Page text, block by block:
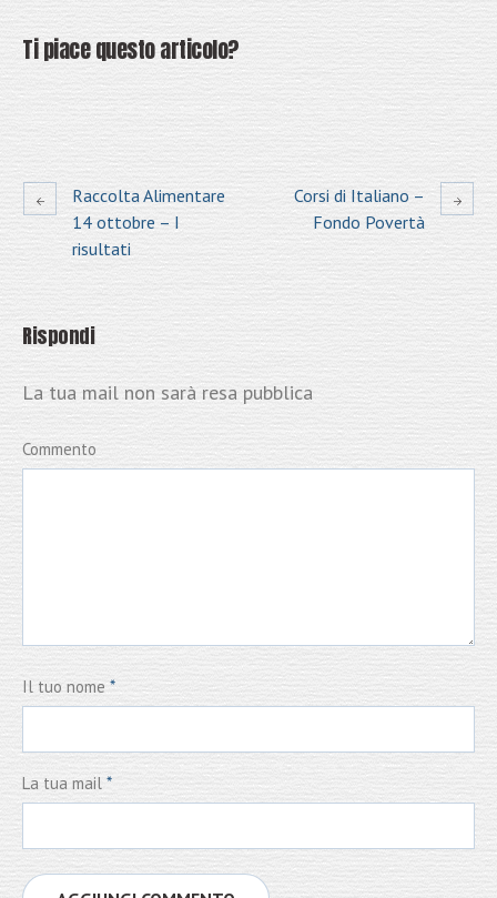
Ti piace questo articolo?
Raccolta Alimentare
14 ottobre – I
risultati
Corsi di Italiano –
Fondo Povertà
Rispondi
La tua mail non sarà resa pubblica
Commento
Il tuo nome *
La tua mail *